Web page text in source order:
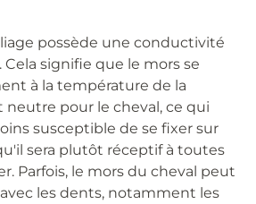
possède une conductivité
signifie que le mors se
à la température de la
pour le cheval, ce qui
susceptible de se fixer sur
sera plutôt réceptif à toutes
Parfois, le mors du cheval peut
les dents, notamment les